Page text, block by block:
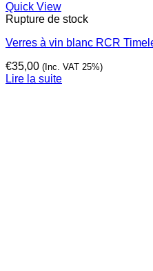
Quick View
Rupture de stock
Verres à vin blanc RCR
€35,00 (Inc. VAT 25%)
Lire la suite